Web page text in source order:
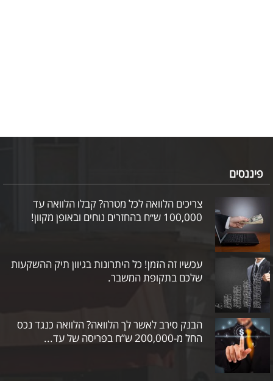
פיננסים
צריכים הלוואה לכל מטרה? קבלו הלוואה עד
100,000 ש״ח בהחזרים נוחים ובאופן מקוון!
עכשיו זה הזמן! כל היתרונות בגיוון תיק ההשקעות
שלכם בתקופת המשבר.
הבנק סירב לאשר לך הלוואה? הלוואה כנגד נכס
החל מ-200,000 ש”ח בפריסה של עד...